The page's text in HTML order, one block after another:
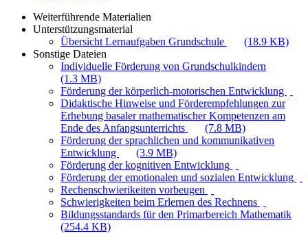
Weiterführende Materialien
Unterstützungsmaterial
Übersicht Lernaufgaben Grundschule
(18.9 KB)
Sonstige Dateien
Individuelle Förderung von Grundschulkindern
(1.3 MB)
Förderung der körperlich-motorischen Entwicklung
Didaktische Hinweise und Förderempfehlungen zur
Erhebung basaler mathematischer Kompetenzen am
Ende des Anfangsunterrichts
(7.8 MB)
Förderung der sprachlichen und kommunikativen
Entwicklung
(3.9 MB)
Förderung der kognitiven Entwicklung
Förderung der emotionalen und sozialen Entwicklung
Rechenschwierikeiten vorbeugen
Schwierigkeiten beim Erlernen des Rechnens
Bildungsstandards für den Primarbereich Mathematik
(254.4 KB)